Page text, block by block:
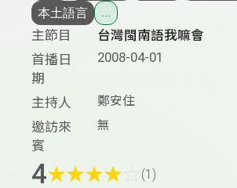
本土語言
...
主節目
台灣閩南語我嘛會
首播日
期
2008-04-01
主持人 鄭安住
邀訪來
賓
無
4★★★★ (1)